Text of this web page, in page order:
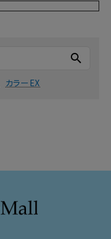
search
カラーEX